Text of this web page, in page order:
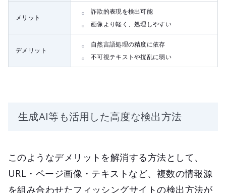
メリット
詐欺的表現を検出可能
画像より軽く、処理しやすい
デメリット
自然言語処理の精度に依存
不可視テキストや撹乱に弱い
生成AI等も活用した高度な検出方法
このようなデメリットを解消する方法として、
URL・ページ画像・テキストなど、複数の情報源
を組み合わせたフィッシングサイトの検出方法が